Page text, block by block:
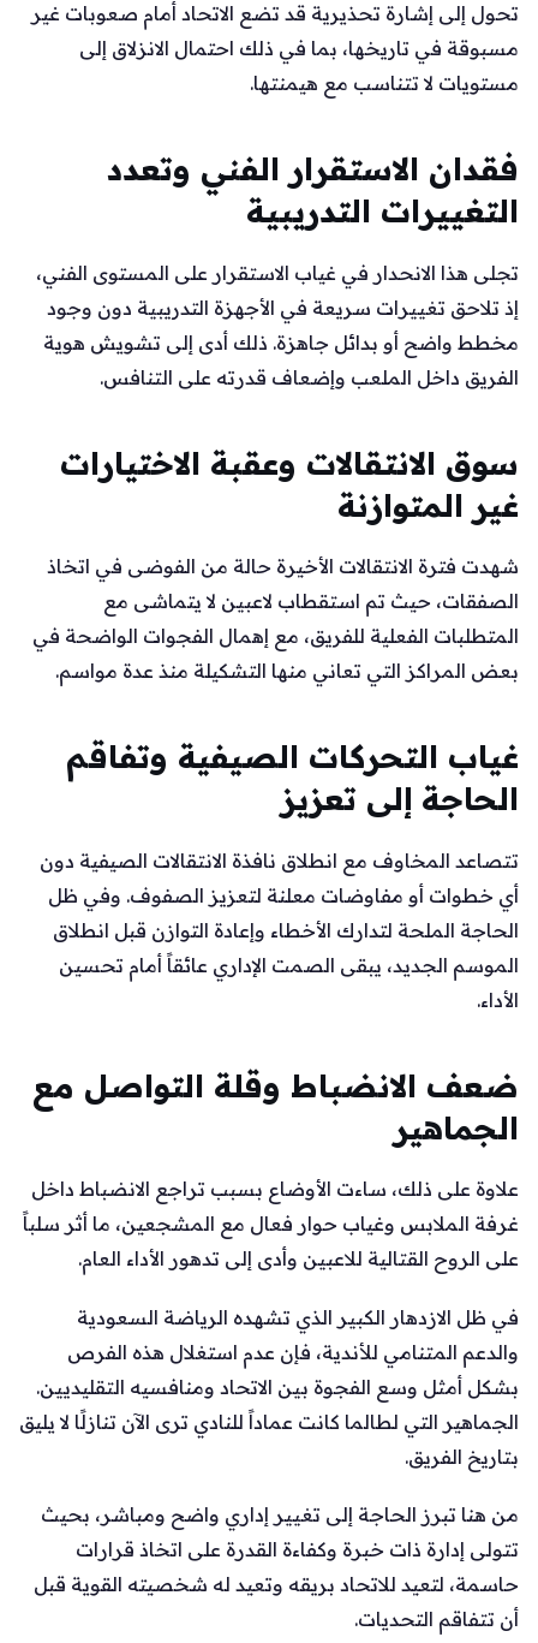
تحول إلى إشارة تحذيرية قد تضع الاتحاد أمام صعوبات غير
مسبوقة في تاريخها، بما في ذلك احتمال الانزلاق إلى
مستويات لا تتناسب مع هيمنتها.
فقدان الاستقرار الفني وتعدد
التغييرات التدريبية
تجلى هذا الانحدار في غياب الاستقرار على المستوى الفني،
إذ تلاحق تغييرات سريعة في الأجهزة التدريبية دون وجود
مخطط واضح أو بدائل جاهزة. ذلك أدى إلى تشويش هوية
الفريق داخل الملعب وإضعاف قدرته على التنافس.
سوق الانتقالات وعقبة الاختيارات
غير المتوازنة
شهدت فترة الانتقالات الأخيرة حالة من الفوضى في اتخاذ
الصفقات، حيث تم استقطاب لاعبين لا يتماشى مع
المتطلبات الفعلية للفريق، مع إهمال الفجوات الواضحة في
بعض المراكز التي تعاني منها التشكيلة منذ عدة مواسم.
غياب التحركات الصيفية وتفاقم
الحاجة إلى تعزيز
تتصاعد المخاوف مع انطلاق نافذة الانتقالات الصيفية دون
أي خطوات أو مفاوضات معلنة لتعزيز الصفوف. وفي ظل
الحاجة الملحة لتدارك الأخطاء وإعادة التوازن قبل انطلاق
الموسم الجديد، يبقى الصمت الإداري عائقاً أمام تحسين
الأداء.
ضعف الانضباط وقلة التواصل مع
الجماهير
علاوة على ذلك، ساءت الأوضاع بسبب تراجع الانضباط داخل
غرفة الملابس وغياب حوار فعال مع المشجعين، ما أثر سلباً
على الروح القتالية للاعبين وأدى إلى تدهور الأداء العام.
في ظل الازدهار الكبير الذي تشهده الرياضة السعودية
والدعم المتنامي للأندية، فإن عدم استغلال هذه الفرص
بشكل أمثل وسع الفجوة بين الاتحاد ومنافسيه التقليديين.
الجماهير التي لطالما كانت عماداً للنادي ترى الآن تنازلًا لا يليق
بتاريخ الفريق.
من هنا تبرز الحاجة إلى تغيير إداري واضح ومباشر، بحيث
تتولى إدارة ذات خبرة وكفاءة القدرة على اتخاذ قرارات
حاسمة، لتعيد للاتحاد بريقه وتعيد له شخصيته القوية قبل
أن تتفاقم التحديات.